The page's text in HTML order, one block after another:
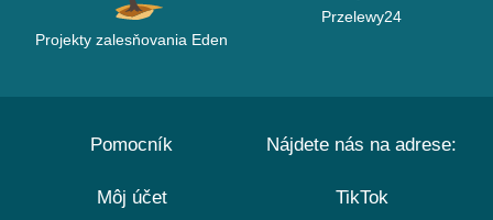
Projekty zalesňovania Eden
Przelewy24
Pomocník
Môj účet
Nájdete nás na adrese:
TikTok